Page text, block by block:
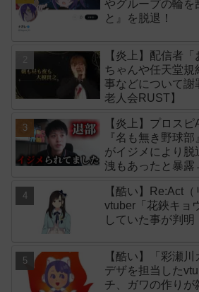
やグループの輪を
と』を脱退！
【炎上】配信者
ちゃんや任天堂規
事などについて謝
老人会RUST】
【炎上】プロス
『名も無き野球
がイジメにより脱
洩もあったと暴
【酷い】Re:Act
vtuber「花鋏キョ
していた事が判明
【酷い】「彩瀬
デザを担当した
チ、ガワの作り